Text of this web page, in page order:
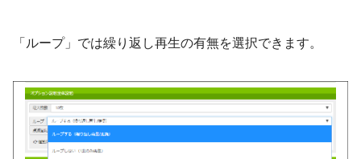
「ループ」では繰り返し再生の有無を選択できます。